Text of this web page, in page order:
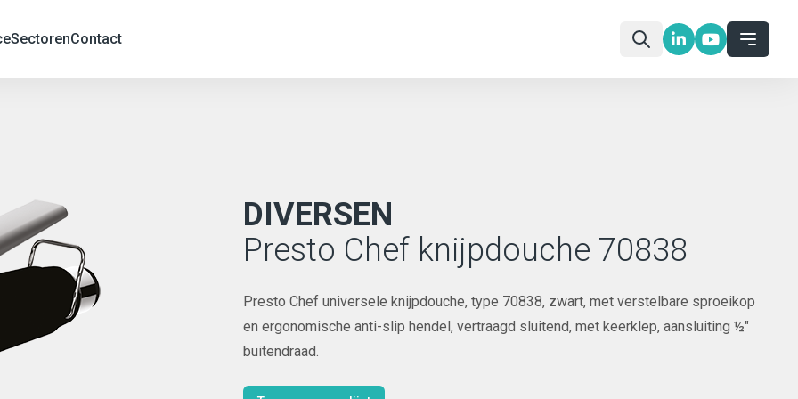
SectorenContact
DIVERSEN
Presto Chef knijpdouche 70838
Presto Chef universele knijpdouche, type 70838, zwart, met verstelbare sproeikop
en ergonomische anti-slip hendel, vertraagd sluitend, met keerklep, aansluiting ½"
buitendraad.